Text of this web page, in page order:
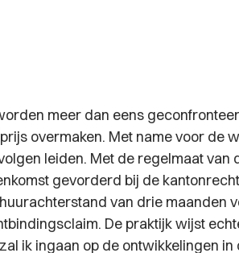
meer dan eens
overmaken. Met name voor de
leiden. Met de regelmaat van
gevorderd bij de
van drie maanden
De praktijk wijst
ik ingaan op de ontwikkelingen in